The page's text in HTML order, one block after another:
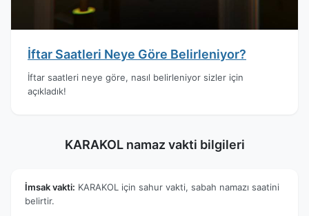
İftar Saatleri Neye Göre Belirleniyor?
İftar saatleri neye göre, nasıl belirleniyor sizler için
açıkladık!
KARAKOL namaz vakti bilgileri
İmsak vakti: KARAKOL için sahur vakti, sabah namazı saatini
belirtir.